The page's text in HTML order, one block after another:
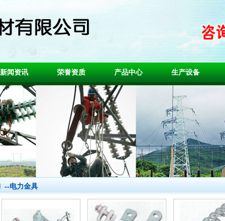
新闻资讯 荣誉资质 产品中心 生产设备
--电力金具